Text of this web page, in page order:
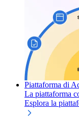
Piattaforma di
La piattaforma
Esplora la